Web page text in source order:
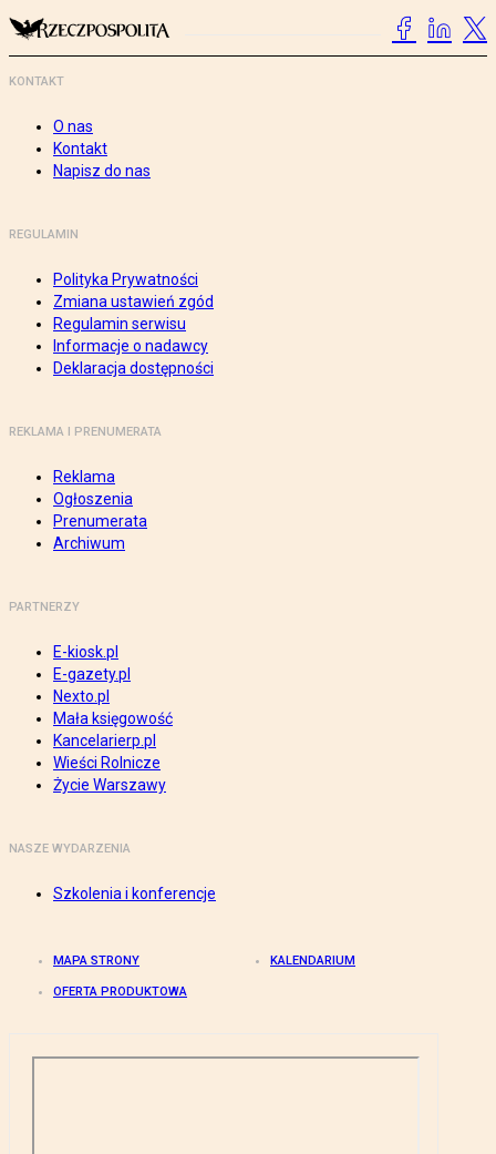
KONTAKT
O nas
Kontakt
Napisz do nas
REGULAMIN
Polityka Prywatności
Zmiana ustawień zgód
Regulamin serwisu
Informacje o nadawcy
Deklaracja dostępności
REKLAMA I PRENUMERATA
Reklama
Ogłoszenia
Prenumerata
Archiwum
PARTNERZY
E-kiosk.pl
E-gazety.pl
Nexto.pl
Mała księgowość
Kancelarierp.pl
Wieści Rolnicze
Życie Warszawy
NASZE WYDARZENIA
Szkolenia i konferencje
MAPA STRONY KALENDARIUM
OFERTA PRODUKTOWA